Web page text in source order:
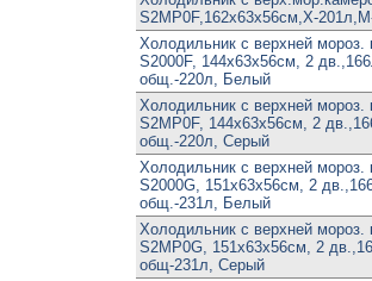
S2MP0F,162х63х56см,Х-
Холодильник с верхней
S2000F, 144х63х56см, 2
общ.-220л, Белый
Холодильник с верхней
S2MP0F, 144х63х56см, 2
общ.-220л, Серый
Холодильник с верхней
S2000G, 151х63х56см, 2
общ.-231л, Белый
Холодильник с верхней
S2MP0G, 151х63х56см, 2
общ-231л, Серый